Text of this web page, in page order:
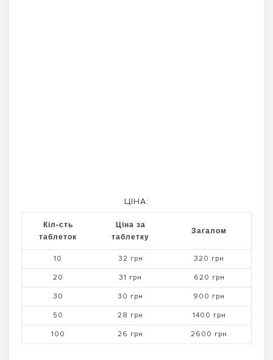
ЦІНА:
Кіл-сть
таблеток
Ціна за
таблетку
Загалом
10 32 грн 320 грн
20 31 грн 620 грн
30 30 грн 900 грн
50 28 грн 1400 грн
100 26 грн 2600 грн